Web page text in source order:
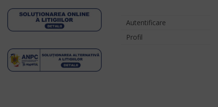
Autentificare
Profil